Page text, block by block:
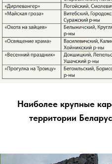
Наиболее крупные
территории